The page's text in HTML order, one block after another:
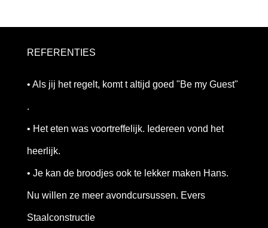
REFERENTIES
• Als jij het regelt, komt t altijd goed "Be my Guest"
.
• Het eten was voortreffelijk. Iedereen vond het
heerlijk.
• Je kan de broodjes ook te lekker maken Hans.
Nu willen ze meer avondcursussen. Evers
Staalconstructie